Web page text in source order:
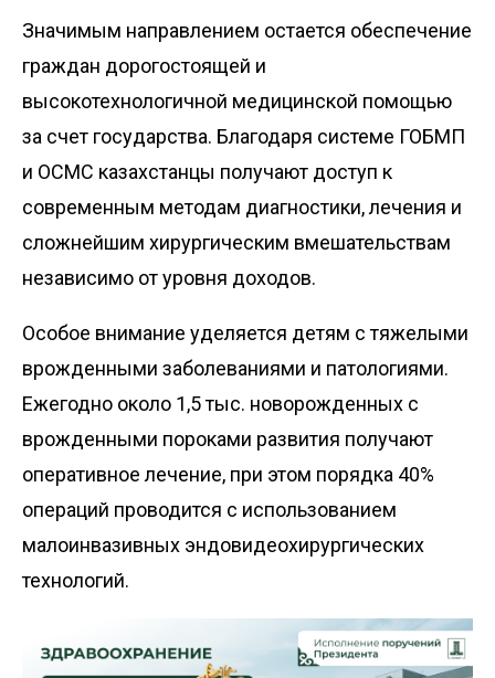
Значимым направлением остается обеспечение
граждан дорогостоящей и
высокотехнологичной медицинской помощью
за счет государства. Благодаря системе ГОБМП
и ОСМС казахстанцы получают доступ к
современным методам диагностики, лечения и
сложнейшим хирургическим вмешательствам
независимо от уровня доходов.
Особое внимание уделяется детям с тяжелыми
врожденными заболеваниями и патологиями.
Ежегодно около 1,5 тыс. новорожденных с
врожденными пороками развития получают
оперативное лечение, при этом порядка 40%
операций проводится с использованием
малоинвазивных эндовидеохирургических
технологий.